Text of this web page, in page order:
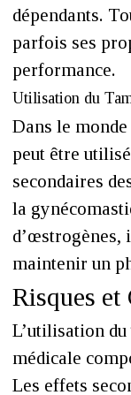
dépendants.
parfois ses
performance.
Utilisation du
Dans le
peut être
secondaires
la
d’œstrogènes,
maintenir un
Risques et
L’utilisation du
médicale
Les effets